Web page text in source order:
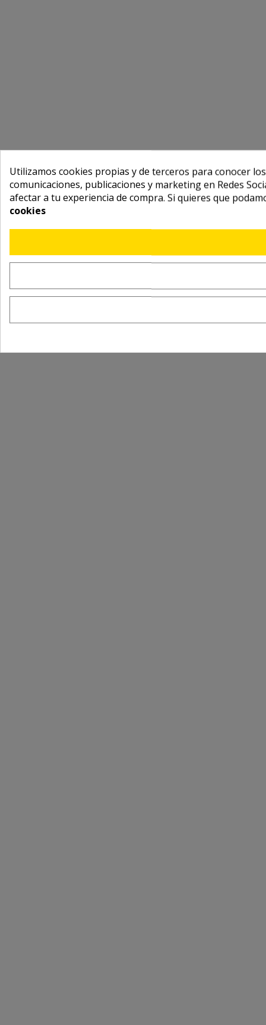
Utilizamos cookies propias y de terceros para conocer
comunicaciones, publicaciones y marketing en Redes
afectar a tu experiencia de compra. Si quieres que
cookies